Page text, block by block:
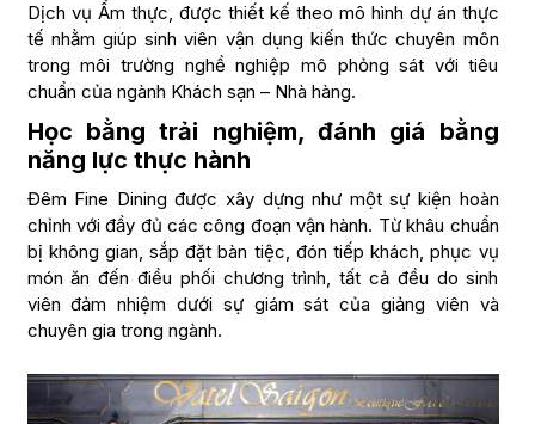
Dịch vụ Ẩm thực, được thiết kế theo mô hình dự án thực
tế nhằm giúp sinh viên vận dụng kiến thức chuyên môn
trong môi trường nghề nghiệp mô phỏng sát với tiêu
chuẩn của ngành Khách sạn – Nhà hàng.
Học bằng trải nghiệm, đánh giá bằng
năng lực thực hành
Đêm Fine Dining được xây dựng như một sự kiện hoàn
chỉnh với đầy đủ các công đoạn vận hành. Từ khâu chuẩn
bị không gian, sắp đặt bàn tiệc, đón tiếp khách, phục vụ
món ăn đến điều phối chương trình, tất cả đều do sinh
viên đảm nhiệm dưới sự giám sát của giảng viên và
chuyên gia trong ngành.